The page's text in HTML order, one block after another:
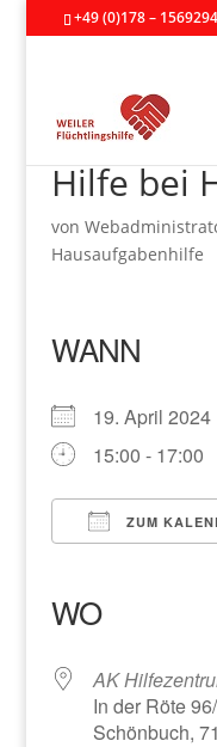
+49 (0)178 – 1569294
Hilfe bei
von
Hausaufgabenhilfe
WANN
19. April 2024
15:00 - 17:00
ZUM
WO
AK
In der Röte
Schönbuch,